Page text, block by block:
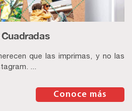
que las imprimas, y no las
...
Conoce más